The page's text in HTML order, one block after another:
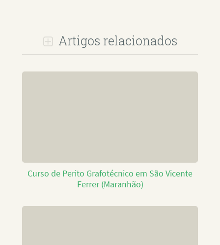
Artigos relacionados
Curso de Perito Grafotécnico em São Vicente
Ferrer (Maranhão)